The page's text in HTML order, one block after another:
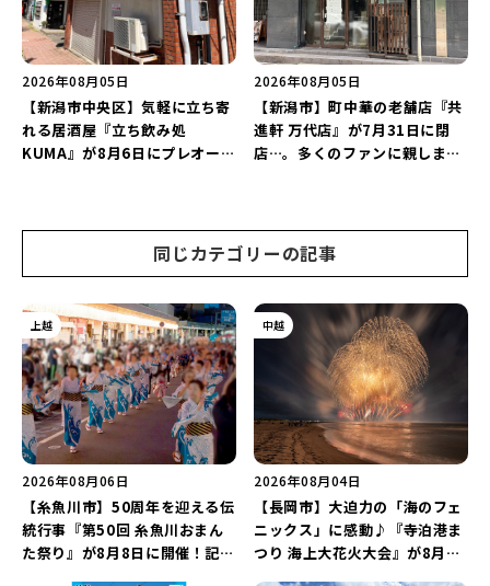
2026年08月05日
【新潟市中央区】気軽に立ち寄
れる居酒屋『立ち飲み処
KUMA』が8月6日にプレオープ
2026年08月05日
【新潟市】町中華の老舗店『共
進軒 万代店』が7月31日に閉
店…。多くのファンに親しまれ
同じカテゴリーの記事
上越
2026年08月06日
【糸魚川市】50周年を迎える伝
統行事『第50回 糸魚川おまん
た祭り』が8月8日に開催！記念
中越
2026年08月04日
【長岡市】大迫力の「海のフェ
ニックス」に感動♪『寺泊港ま
つり 海上大花火大会』が8月7